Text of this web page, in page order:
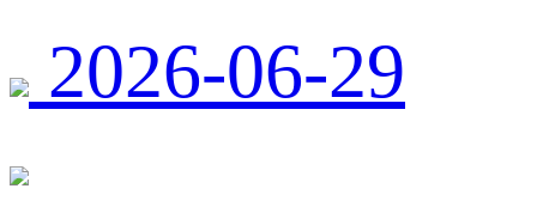
2026-06-29